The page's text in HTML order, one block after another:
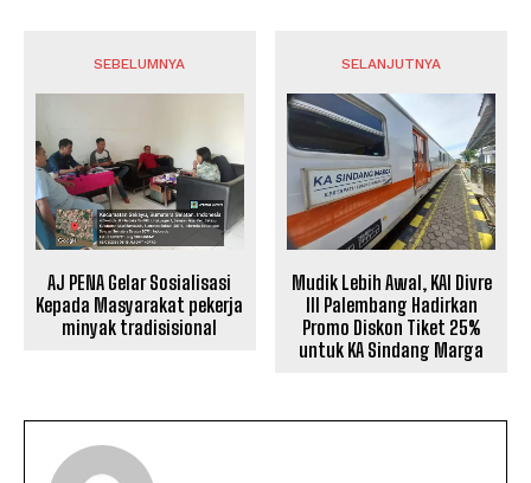
SEBELUMNYA
AJ PENA Gelar Sosialisasi
Kepada Masyarakat pekerja
minyak tradisisional
SELANJUTNYA
Mudik Lebih Awal, KAI Divre
III Palembang Hadirkan
Promo Diskon Tiket 25%
untuk KA Sindang Marga